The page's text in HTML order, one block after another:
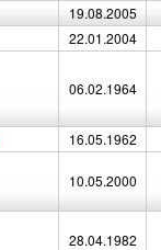
19.08.2005
22.01.2004
06.02.1964
16.05.1962
10.05.2000
28.04.1982